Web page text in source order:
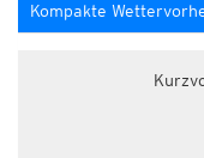
Kompakte